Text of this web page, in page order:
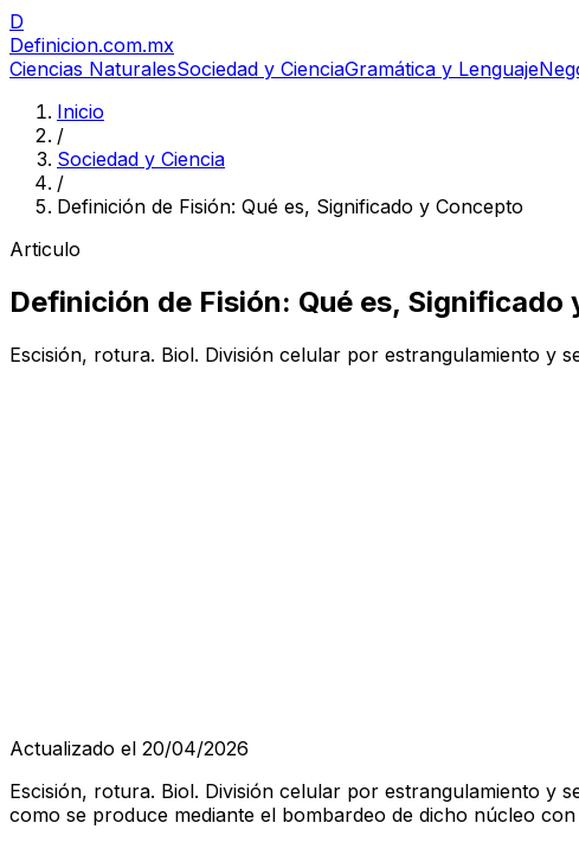
D
Definicion.com.mx
Ciencias NaturalesSociedad y CienciaGramática y Lenguaje
Inicio
/
Sociedad y Ciencia
/
Definición de Fisión: Qué es, Significado y Concepto
Articulo
Definición de Fisión: Qué es, Significado
Escisión, rotura. Biol. División celular por estrangulamiento y
Actualizado el 20/04/2026
Escisión, rotura. Biol. División celular por estrangulamiento y
como se produce mediante el bombardeo de dicho núcleo